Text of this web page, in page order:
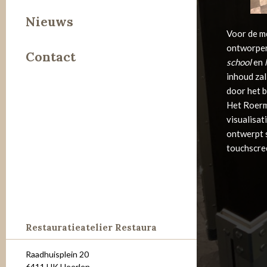
Leer
Steen
Nieuws
Contact
Restauratieatelier Restaura
Raadhuisplein 20
Voor de
schoolen
inhoud
door het
Het
ontwerpt